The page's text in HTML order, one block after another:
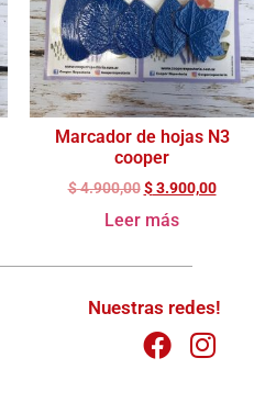
Marcador de hojas N3
cooper
$4.900,00 $3.900,00
Leer más
Nuestras redes!